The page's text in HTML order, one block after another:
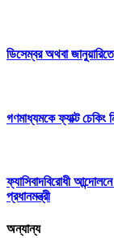
ডিসেম্বর অথবা
গণমাধ্যমকে ফ্যাক্ট চেকিং
ফ্যাসিবাদবিরোধী
প্রধানমন্ত্রী
অন্যান্য